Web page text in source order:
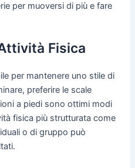
per muoversi di più e fare
Fisica
per mantenere uno stile di
preferire le scale
a piedi sono ottimi modi
fisica più strutturata come
o di gruppo può